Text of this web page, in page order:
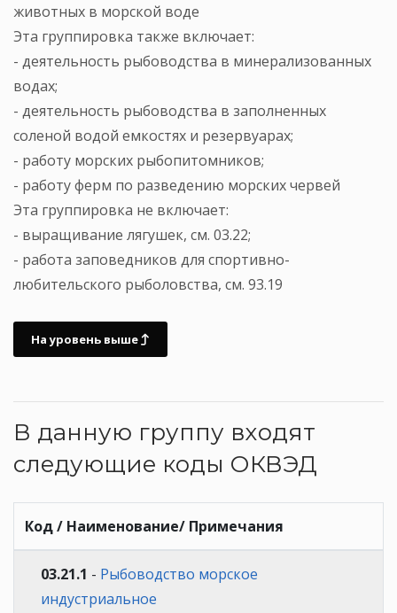
животных в морской воде
Эта группировка также включает:
- деятельность рыбоводства в минерализованных
водах;
- деятельность рыбоводства в заполненных
соленой водой емкостях и резервуарах;
- работу морских рыбопитомников;
- работу ферм по разведению морских червей
Эта группировка не включает:
- выращивание лягушек, см. 03.22;
- работа заповедников для спортивно-
любительского рыболовства, см. 93.19
На уровень выше
В данную группу входят
следующие коды ОКВЭД
Код / Наименование/ Примечания
03.21.1 - Рыбоводство морское
индустриальное